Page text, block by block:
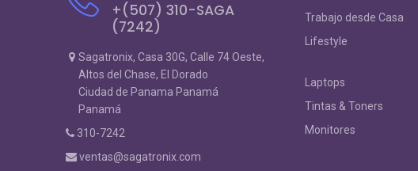
+(507) 310-SAGA
(7242)
Sagatronix, Casa 30G, Calle 74 Oeste,
Altos del Chase, El Dorado
Ciudad de Panama Panamá
Panamá
310-7242
ventas@sagatronix.com
Trabajo desde Casa
Lifestyle
Laptops
Tintas & Toners
Monitores